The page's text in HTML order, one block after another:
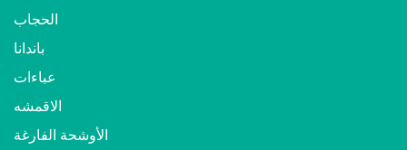
الحجاب
باندانا
عباءات
الاقمشه
الأوشحة الفارغة